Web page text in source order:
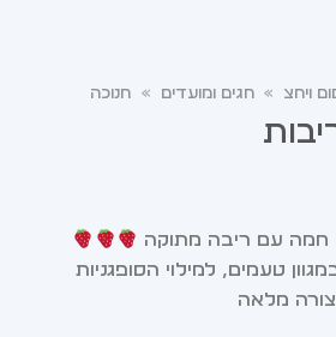
ויחצ » חגים ומועדים » חנוכה
חמה עם ריבה מתוקה
מלאה